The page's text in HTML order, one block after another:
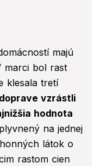
majú
marci bol rast
klesala tretí
vzrástli
hodnota
na jednej
látok o
rastom cien